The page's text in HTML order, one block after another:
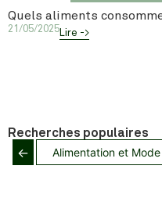
Quels aliments
21/05/2025Lire ->
Recherches populaires
← Alimentation et